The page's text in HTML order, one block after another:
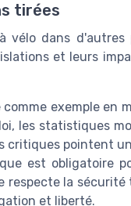
tirées
vélo dans
et leurs
exemple en
les statistiques
critiques pointent
est obligatoire
respecte la
et liberté.